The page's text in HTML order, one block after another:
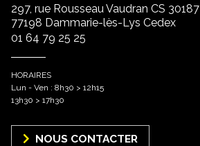
297, rue Rousseau Vaudran CS 30187
77198 Dammarie-lès-Lys Cedex
01 64 79 25 25
HORAIRES
Lun - Ven : 8h30 > 12h15
13h30 > 17h30
NOUS CONTACTER